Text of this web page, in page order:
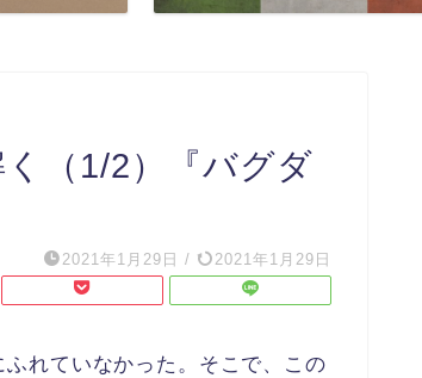
（1/2）『バグダ
2021年1月29日 / 2021年1月29日
れていなかった。そこで、この